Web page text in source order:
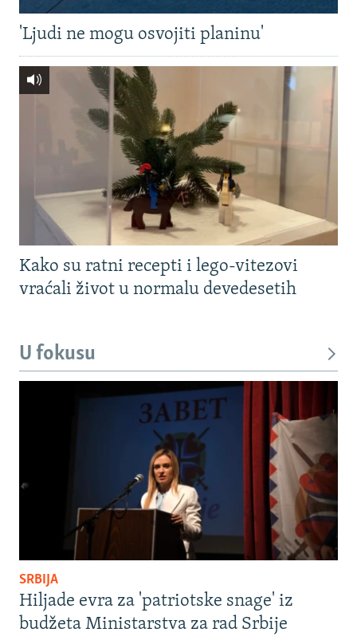
'Ljudi ne mogu osvojiti planinu'
Kako su ratni recepti i lego-vitezovi
vraćali život u normalu devedesetih
U fokusu
SRBIJA
Hiljade evra za 'patriotske snage' iz
budžeta Ministarstva za rad Srbije